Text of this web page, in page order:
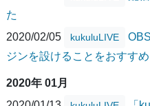
た
2020/02/05
kukuluLIVE
ジンを設けることをおすす
2020年 01月